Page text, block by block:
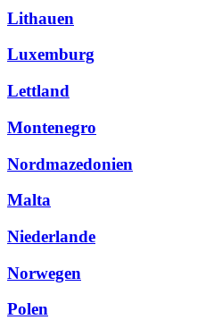
Lithauen
Luxemburg
Lettland
Montenegro
Nordmazedonien
Malta
Niederlande
Norwegen
Polen